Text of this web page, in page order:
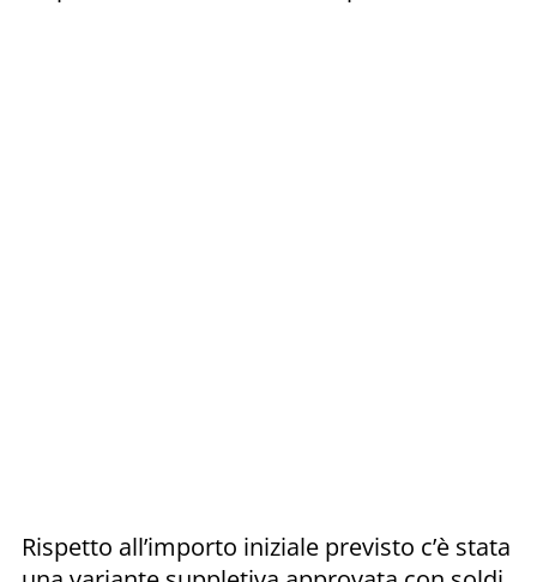
Rispetto all’importo iniziale previsto c’è stata